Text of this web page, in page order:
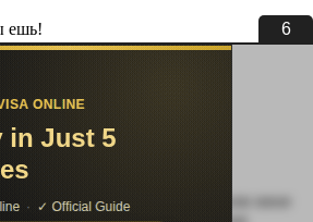
5
ешь!
(целиком или частично) или иное